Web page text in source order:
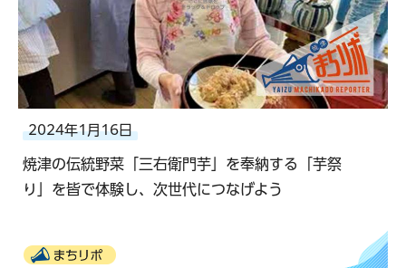
2024年1月16日
焼津の伝統野菜「三右衛門芋」を奉納する「芋祭
り」を皆で体験し、次世代につなげよう
まちリポ